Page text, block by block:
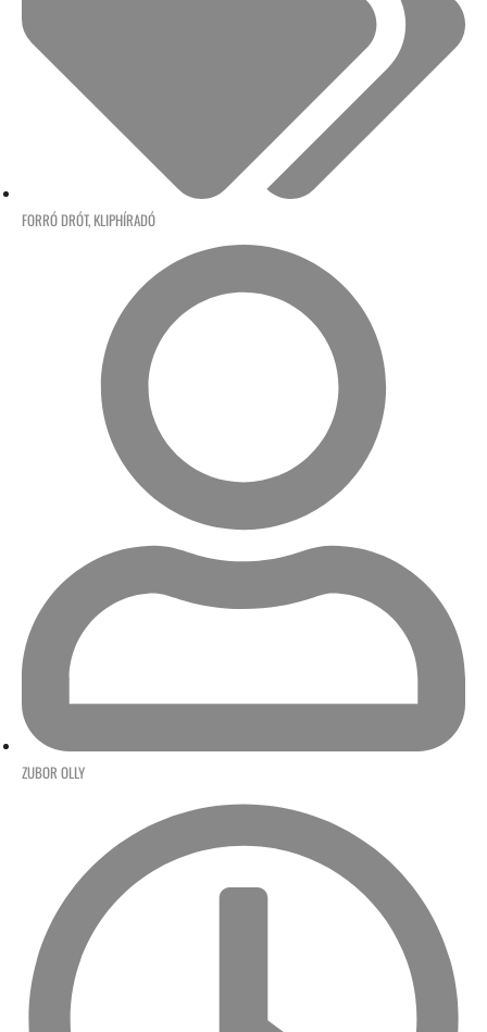
FORRÓ DRÓT, KLIPHÍRADÓ
ZUBOR OLLY